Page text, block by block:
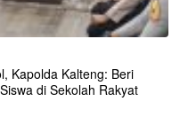
Kapolda Kalteng: Beri
di Sekolah Rakyat